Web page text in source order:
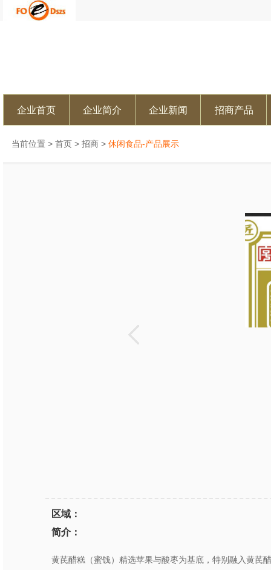
企业首页 企业简介 企业新闻 招商产品
当前位置 > 首页 > 招商 > 休闲食品-产品展示
区域：
简介：
黄芪醋糕（蜜饯）精选苹果与酸枣为基底，特别融入黄芪